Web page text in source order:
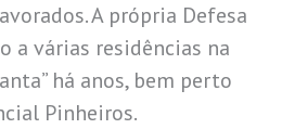
A própria Defesa
a várias residências na
há anos, bem perto
Pinheiros.